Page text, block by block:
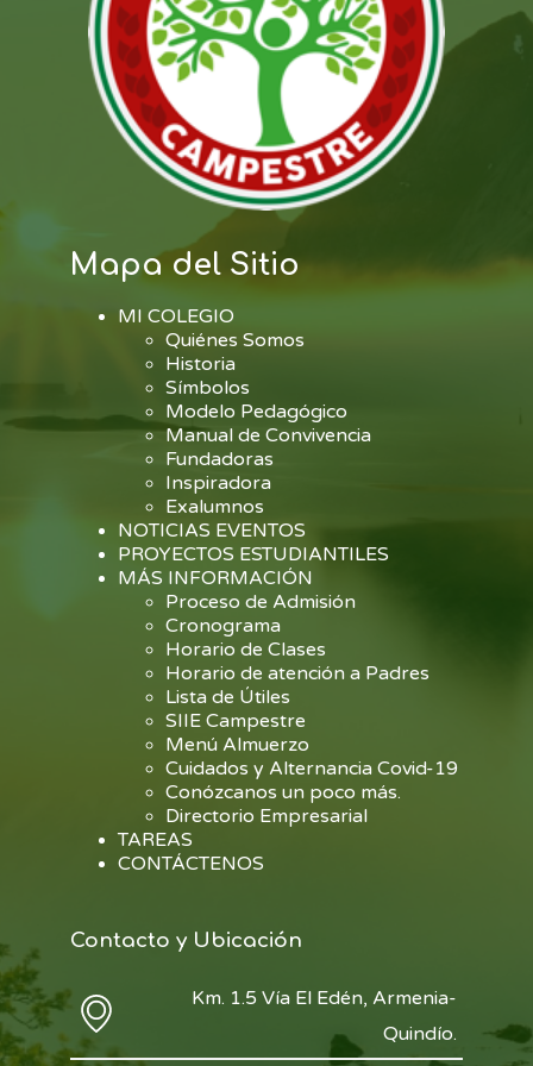
Mapa del Sitio
MI COLEGIO
Quiénes Somos
Historia
Símbolos
Modelo Pedagógico
Manual de Convivencia
Fundadoras
Inspiradora
Exalumnos
NOTICIAS EVENTOS
PROYECTOS ESTUDIANTILES
MÁS INFORMACIÓN
Proceso de Admisión
Cronograma
Horario de Clases
Horario de atención a Padres
Lista de Útiles
SIIE Campestre
Menú Almuerzo
Cuidados y Alternancia Covid-19
Conózcanos un poco más.
Directorio Empresarial
TAREAS
CONTÁCTENOS
Contacto y Ubicación
Km. 1.5 Vía El Edén, Armenia-
Quindío.